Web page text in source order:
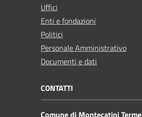
Uffici
Enti e fondazioni
Politici
Personale Amministrativo
Documenti e dati
CONTATTI
Comune di Montecatini Terme